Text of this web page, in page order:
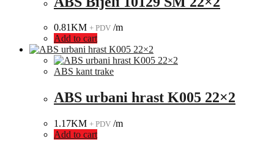
0.81KM + PDV /m
Add to cart
ABS kant trake
ABS urbani hrast K005 22×2
1.17KM + PDV /m
Add to cart